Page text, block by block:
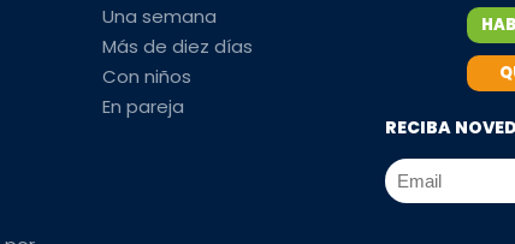
Una semana
Más de diez días
Con niños
En pareja
RECIBA